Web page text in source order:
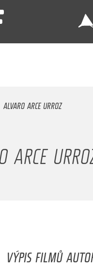
ALVARO ARCE URROZ
ARCE
VÝPIS FILMŮ